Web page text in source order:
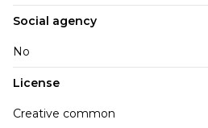
Social agency
No
License
Creative common